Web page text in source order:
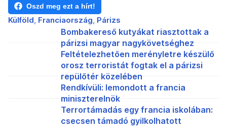
Oszd meg ezt a hírt!
Külföld Franciaország Párizs
Bombakereső kutyákat riasztottak a
párizsi magyar nagykövetséghez
Feltételezhetően merényletre készülő
orosz terroristát fogtak el a párizsi
repülőtér közelében
Rendkívüli: lemondott a francia
miniszterelnök
Terrortámadás egy francia iskolában:
csecsen támadó gyilkolhatott